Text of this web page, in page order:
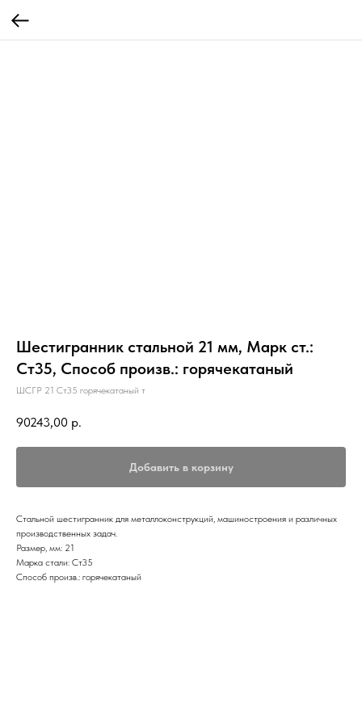
Шестигранник стальной 21 мм, Марк ст.:
Ст35, Способ произв.: горячекатаный
ШСГР 21 Ст35 горячекатаный т
90243,00 р.
Добавить в корзину
Стальной шестигранник для металлоконструкций, машиностроения и различных
производственных задач.
Размер, мм: 21
Марка стали: Ст35
Способ произв.: горячекатаный